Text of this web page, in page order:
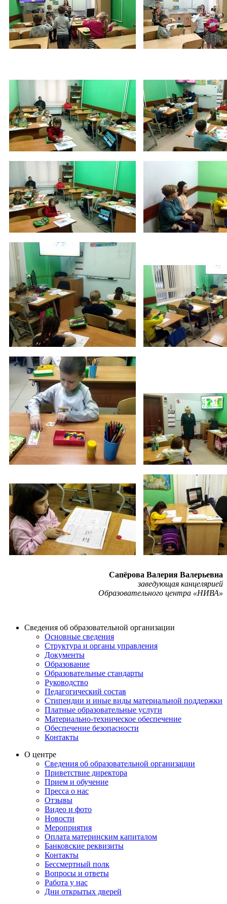
Сапёрова Валерия Валерьевна
заведующая канцелярией
Образовательного центра «НИВА»
Сведения об образовательной организации
Основные сведения
Структура и органы управления
Документы
Образование
Образовательные стандарты
Руководство
Педагогический состав
Стипендии и иные виды материальной поддержки
Платные образовательные услуги
Материально-техническое обеспечение
Обеспечение безопасности
Контакты
О центре
Сведения об образовательной организации
Приветствие директора
Прием и обучение
Пресса о нас
Отзывы
Видео и фото
Новости
Мероприятия
Оплата материнским капиталом
Банковские реквизиты
Контакты
Бессмертный полк
Вопросы и ответы
Работа у нас
Дни открытых дверей